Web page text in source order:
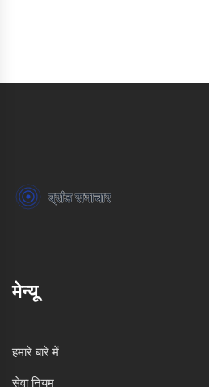
मेन्यू
हमारे बारे में
सेवा नियम